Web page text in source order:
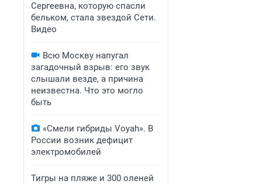
Сергеевна, которую спасли
бельком, стала звездой Сети.
Видео
Всю Москву напугал
загадочный взрыв: его звук
слышали везде, а причина
неизвестна. Что это могло
быть
«Смели гибриды Voyah». В
России возник дефицит
электромобилей
Тигры на пляже и 300 оленей